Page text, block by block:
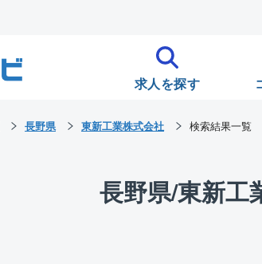
求人を探す
長野県/東新工
長野県 東新工業株式会社 検索結果一覧